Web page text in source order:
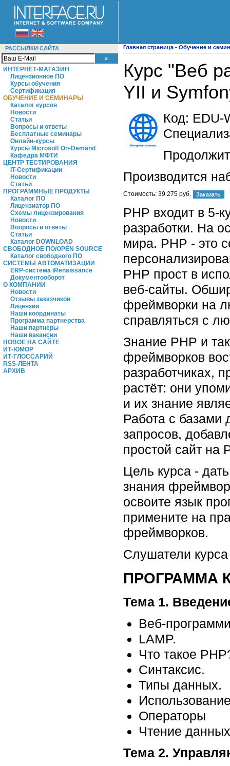
РАССЫЛКИ САЙТА
ИНТЕРНЕТ-МАГАЗИН
Лицензионное ПО
Курсы обучения
Сертификация
ОБУЧЕНИЕ И СЕМИНАРЫ
Каталог курсов
Новости
Статьи
Вопросы и ответы
Бесплатные семинары
Онлайн-курсы
Курсы Microsoft On-Demand
Кафедра МФТИ
ЦЕНТР ТЕСТИРОВАНИЯ
IT-Сертификации
Новости
Статьи
ПРОГРАММНЫЕ ПРОДУКТЫ
Каталог ПО
Лицензиатор ПО
Схемы лицензирования
Новости
Вопросы и ответы
Статьи
Каталог DOWNLOAD
СВОБОДНОЕ ПО/OPEN SOURCE
Каталог свободного ПО
СИСТЕМЫ АВТОМАТИЗАЦИИ
ERP-система iRenaissance
Документооборот
О КОМПАНИИ
Новости
Отзывы заказчиков
Лицензии
Наши координаты
Программа партнерства
Наши партнеры
Наши вакансии
НОВОЕ НА САЙТЕ
ИТ-ЮМОР
ИТ-ГЛОССАРИЙ
RSS-ЛЕНТА
АРХИВ
Главная страница - Обучение и
Курс "Веб
YII и
Код: EDU-
Производится
Стоимость: 39 275 руб.
PHP входит в 5-
разработки. На
мира. PHP - это
PHP прост в
веб-сайты.
фреймворки на
справляться с
Знание PHP и
фреймворков
разработчиках,
растёт: они
и их знание
Работа с базами
запросов,
простой сайт на
Цель курса -
знания
освоите язык
примените на
фреймворков.
Слушатели
ПРОГРАММА
Тема 1.
Веб-
LAMP.
Что такое
Синтаксис.
Типы данных.
Операторы
Чтение
Тема 2.